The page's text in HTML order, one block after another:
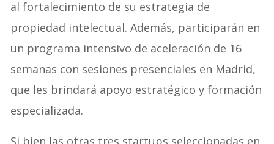
al fortalecimiento de su estrategia de
propiedad intelectual. Además, participarán en
un programa intensivo de aceleración de 16
semanas con sesiones presenciales en Madrid,
que les brindará apoyo estratégico y formación
especializada.
Si bien las otras tres startups seleccionadas en